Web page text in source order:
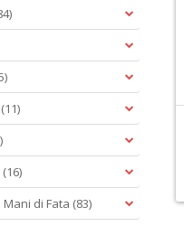
Cartacea
9.90 €
Digitale
7.90 €
(11)
(16)
di Fata (83)